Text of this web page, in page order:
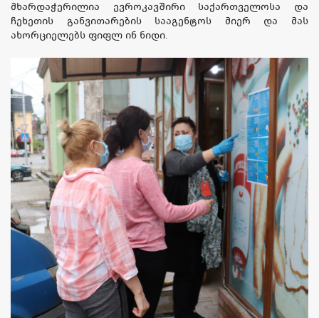
მხარდაჭერილია ევროკავშირი საქართველოსა და
ჩეხეთის განვითარების სააგენტოს მიერ და მას
ახორციელებს ფიფლ ინ ნიდი.